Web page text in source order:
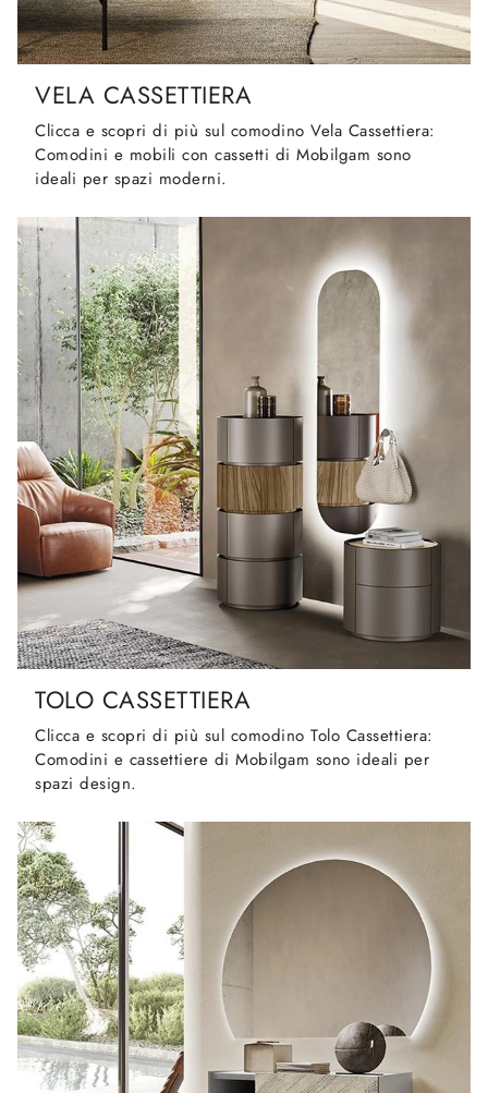
VELA CASSETTIERA
Clicca e scopri di più sul comodino Vela Cassettiera:
Comodini e mobili con cassetti di Mobilgam sono
ideali per spazi moderni.
TOLO CASSETTIERA
Clicca e scopri di più sul comodino Tolo Cassettiera:
Comodini e cassettiere di Mobilgam sono ideali per
spazi design.